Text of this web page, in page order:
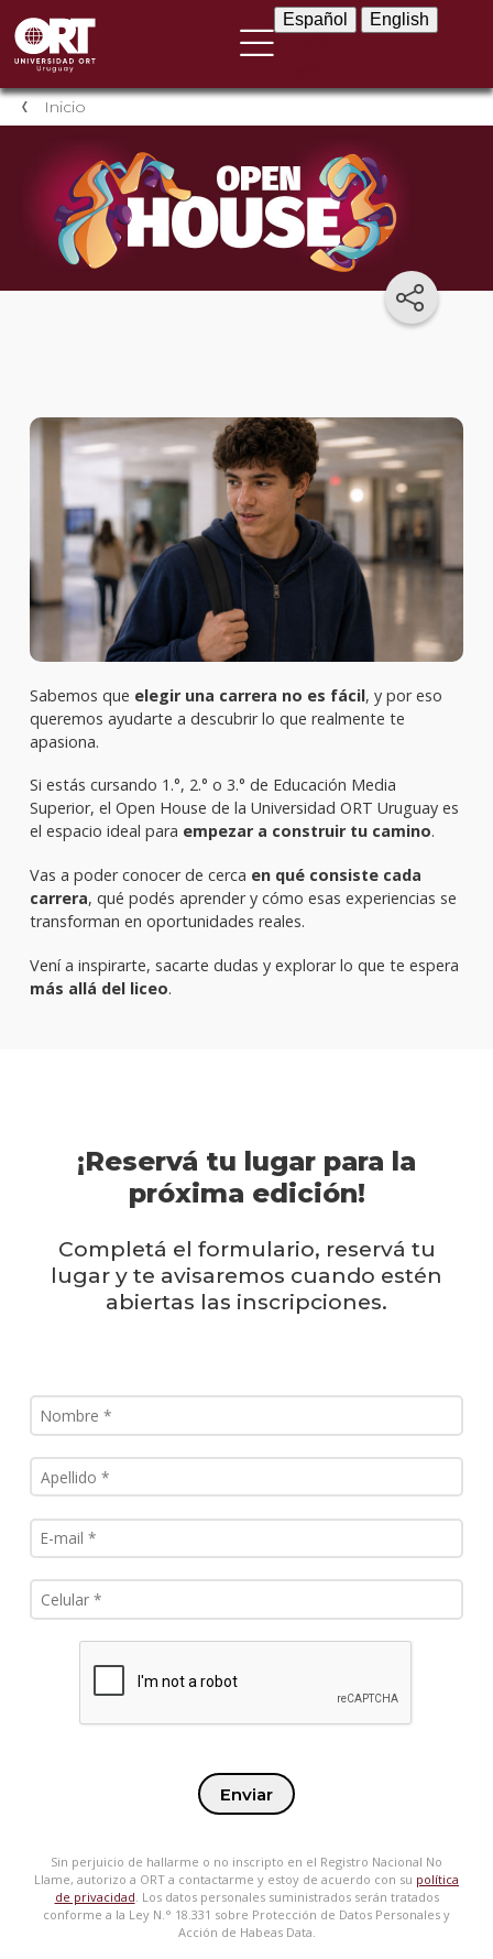
Español English
Inicio
Sabemos que elegir una carrera no es fácil, y por eso
queremos ayudarte a descubrir lo que realmente te
apasiona.
Si estás cursando 1.°, 2.° o 3.° de Educación Media
Superior, el Open House de la Universidad ORT Uruguay es
el espacio ideal para empezar a construir tu camino.
Vas a poder conocer de cerca en qué consiste cada
carrera, qué podés aprender y cómo esas experiencias se
transforman en oportunidades reales.
Vení a inspirarte, sacarte dudas y explorar lo que te espera
más allá del liceo.
¡Reservá tu lugar para la
próxima edición!
Completá el formulario, reservá tu
lugar y te avisaremos cuando estén
abiertas las inscripciones.
Enviar
Sin perjuicio de hallarme o no inscripto en el Registro Nacional No
Llame, autorizo a ORT a contactarme y estoy de acuerdo con su política
de privacidad. Los datos personales suministrados serán tratados
conforme a la Ley N.° 18.331 sobre Protección de Datos Personales y
Acción de Habeas Data.